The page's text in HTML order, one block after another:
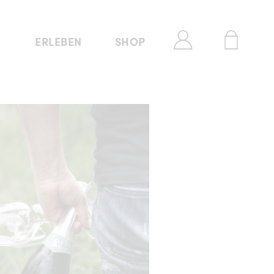
ERLEBEN SHOP